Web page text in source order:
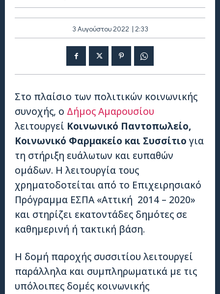
3 Αυγούστου 2022 | 2:33
Στο πλαίσιο των πολιτικών κοινωνικής
συνοχής, ο Δήμος Αμαρουσίου
λειτουργεί Κοινωνικό Παντοπωλείο,
Κοινωνικό Φαρμακείο και Συσσίτιο για
τη στήριξη ευάλωτων και ευπαθών
ομάδων. Η λειτουργία τους
χρηματοδοτείται από το Επιχειρησιακό
Πρόγραμμα ΕΣΠΑ «Αττική 2014 – 2020»
και στηρίζει εκατοντάδες δημότες σε
καθημερινή ή τακτική βάση.
Η δομή παροχής συσσιτίου λειτουργεί
παράλληλα και συμπληρωματικά με τις
υπόλοιπες δομές κοινωνικής